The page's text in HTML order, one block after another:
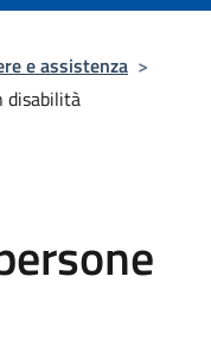
e assistenza >
disabilità